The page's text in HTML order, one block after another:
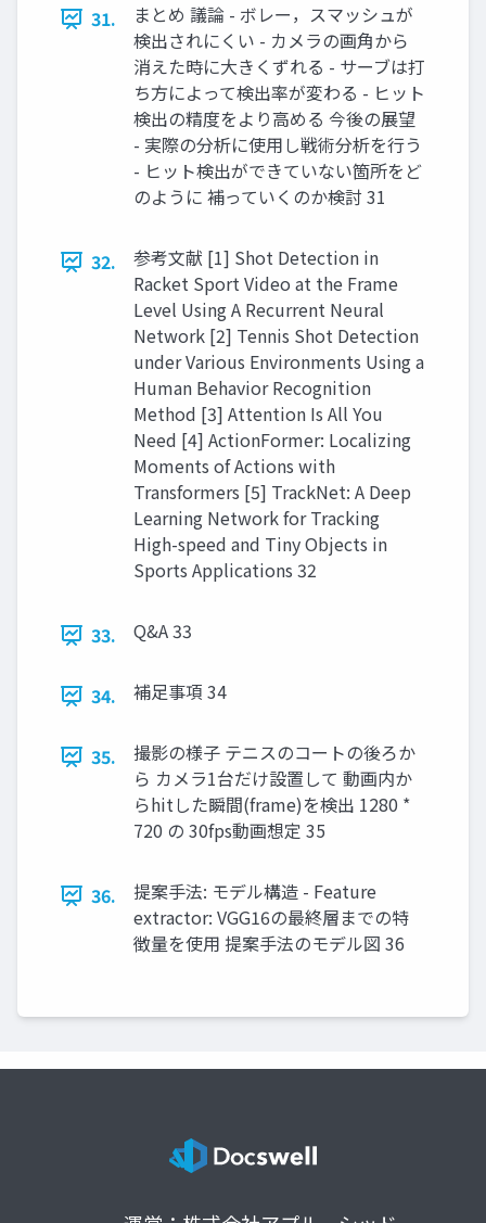
31.
まとめ 議論 - ボレー，スマッシュが
検出されにくい - カメラの画角から
消えた時に大きくずれる - サーブは打
ち方によって検出率が変わる - ヒット
検出の精度をより高める 今後の展望
- 実際の分析に使用し戦術分析を行う
- ヒット検出ができていない箇所をど
のように 補っていくのか検討 31
32.
参考文献 [1] Shot Detection in
Racket Sport Video at the Frame
Level Using A Recurrent Neural
Network [2] Tennis Shot Detection
under Various Environments Using a
Human Behavior Recognition
Method [3] Attention Is All You
Need [4] ActionFormer: Localizing
Moments of Actions with
Transformers [5] TrackNet: A Deep
Learning Network for Tracking
High-speed and Tiny Objects in
Sports Applications 32
33. Q&A 33
34. 補足事項 34
35.
撮影の様子 テニスのコートの後ろか
ら カメラ1台だけ設置して 動画内か
らhitした瞬間(frame)を検出 1280 *
720 の 30fps動画想定 35
36.
提案手法: モデル構造 - Feature
extractor: VGG16の最終層までの特
徴量を使用 提案手法のモデル図 36